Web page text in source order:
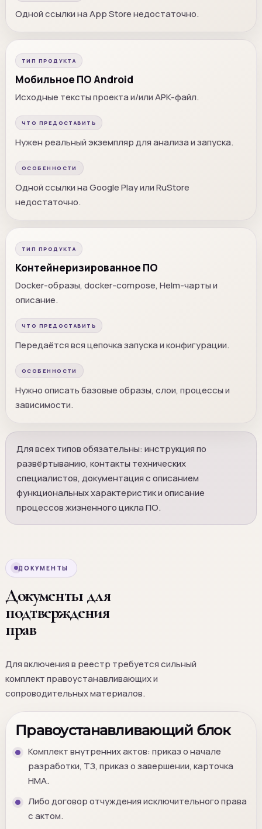
Одной ссылки на App Store недостаточно.
ТИП ПРОДУКТА
Мобильное ПО Android
Исходные тексты проекта и/или APK-файл.
ЧТО ПРЕДОСТАВИТЬ
Нужен реальный экземпляр для анализа и запуска.
ОСОБЕННОСТИ
Одной ссылки на Google Play или RuStore
недостаточно.
ТИП ПРОДУКТА
Контейнеризированное ПО
Docker-образы, docker-compose, Helm-чарты и
описание.
ЧТО ПРЕДОСТАВИТЬ
Передаётся вся цепочка запуска и конфигурации.
ОСОБЕННОСТИ
Нужно описать базовые образы, слои, процессы и
зависимости.
Для всех типов обязательны: инструкция по
развёртыванию, контакты технических
специалистов, документация с описанием
функциональных характеристик и описание
процессов жизненного цикла ПО.
ДОКУМЕНТЫ
Документы для
подтверждения
прав
Для включения в реестр требуется сильный
комплект правоустанавливающих и
сопроводительных материалов.
Правоустанавливающий блок
Комплект внутренних актов: приказ о начале
разработки, ТЗ, приказ о завершении, карточка
НМА.
Либо договор отчуждения исключительного права
с актом.